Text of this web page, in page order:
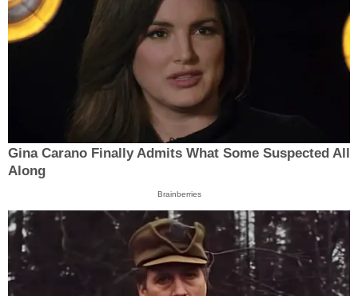
Gina Carano Finally Admits What Some Suspected All
Along
Brainberries